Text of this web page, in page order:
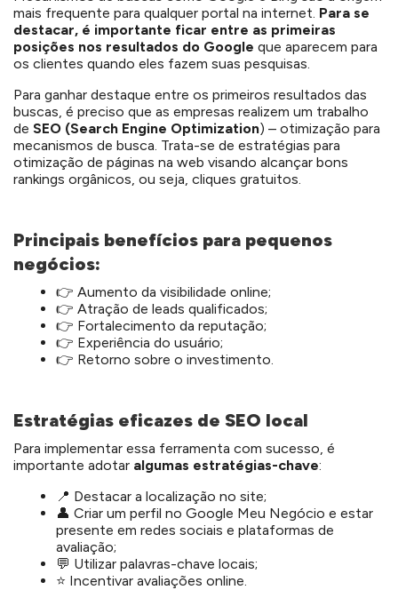
mais frequente para qualquer portal na internet. Para se
destacar, é importante ficar entre as primeiras
posições nos resultados do Google que aparecem para
os clientes quando eles fazem suas pesquisas.
Para ganhar destaque entre os primeiros resultados das
buscas, é preciso que as empresas realizem um trabalho
de SEO (Search Engine Optimization) – otimização para
mecanismos de busca. Trata-se de estratégias para
otimização de páginas na web visando alcançar bons
rankings orgânicos, ou seja, cliques gratuitos.
Principais benefícios para pequenos
negócios:
👉 Aumento da visibilidade online;
👉 Atração de leads qualificados;
👉 Fortalecimento da reputação;
👉 Experiência do usuário;
👉 Retorno sobre o investimento.
Estratégias eficazes de SEO local
Para implementar essa ferramenta com sucesso, é
importante adotar algumas estratégias-chave:
📍 Destacar a localização no site;
👤 Criar um perfil no Google Meu Negócio e estar
presente em redes sociais e plataformas de
avaliação;
💬 Utilizar palavras-chave locais;
⭐ Incentivar avaliações online.